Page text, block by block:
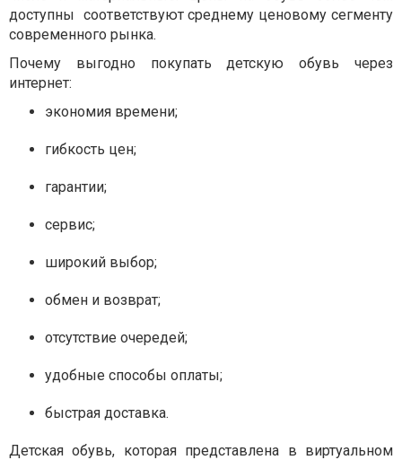
доступны соответствуют среднему ценовому сегменту
современного рынка.
Почему выгодно покупать детскую обувь через
интернет:
экономия времени;
гибкость цен;
гарантии;
сервис;
широкий выбор;
обмен и возврат;
отсутствие очередей;
удобные способы оплаты;
быстрая доставка.
Детская обувь, которая представлена в виртуальном